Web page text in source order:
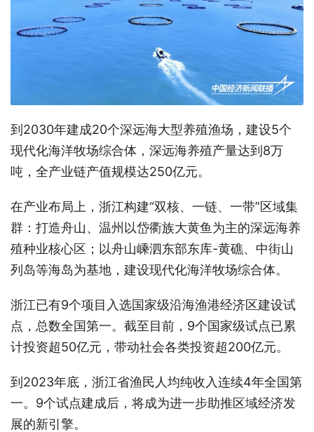
到2030年建成20个深远海大型养殖渔场，建设5个
现代化海洋牧场综合体，深远海养殖产量达到8万
吨，全产业链产值规模达250亿元。
在产业布局上，浙江构建“双核、一链、一带”区域集
群：打造舟山、温州以岱衢族大黄鱼为主的深远海养
殖种业核心区；以舟山嵊泗东部东库-黄礁、中街山
列岛等海岛为基地，建设现代化海洋牧场综合体。
浙江已有9个项目入选国家级沿海渔港经济区建设试
点，总数全国第一。截至目前，9个国家级试点已累
计投资超50亿元，带动社会各类投资超200亿元。
到2023年底，浙江省渔民人均纯收入连续4年全国第
一。9个试点建成后，将成为进一步助推区域经济发
展的新引擎。